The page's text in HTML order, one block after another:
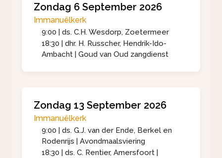
Zondag 6 September 2026
Immanuëlkerk
9:00 | ds. C.H. Wesdorp, Zoetermeer
18:30 | dhr. H. Russcher, Hendrik-Ido-
Ambacht | Goud van Oud zangdienst
Zondag 13 September 2026
Immanuëlkerk
9:00 | ds. G.J. van der Ende, Berkel en
Rodenrijs | Avondmaalsviering
18:30 | ds. C. Rentier, Amersfoort |